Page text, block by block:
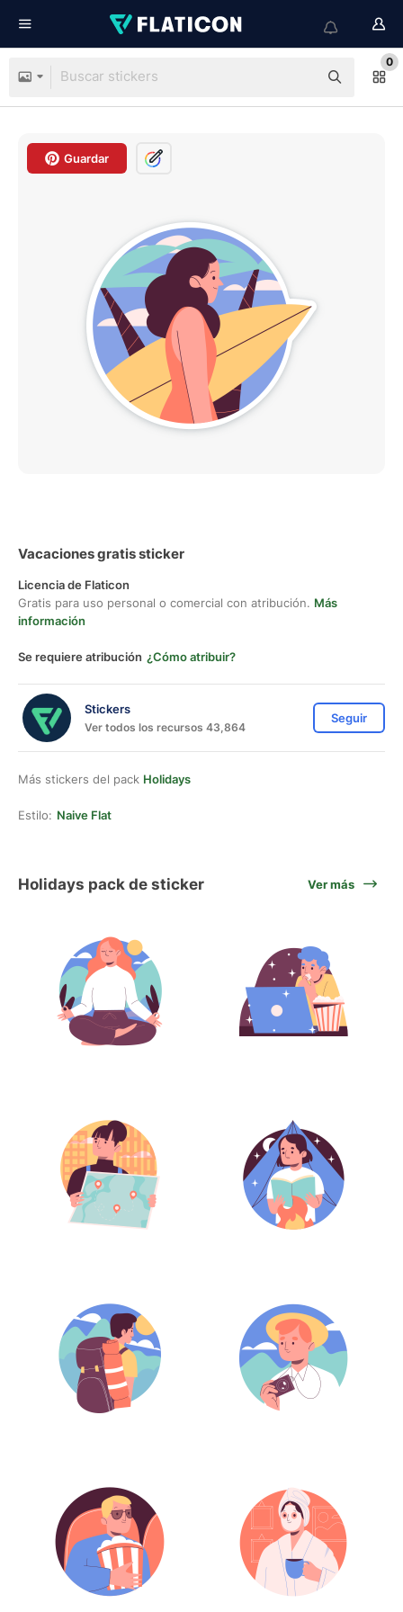
0
Guardar
Vacaciones gratis sticker
Licencia de Flaticon
Gratis para uso personal o comercial con atribución. Más
información
Se requiere atribución ¿Cómo atribuir?
Stickers
Ver todos los recursos 43,864
Seguir
Más stickers del pack Holidays
Estilo: Naive Flat
Holidays pack de sticker Ver más